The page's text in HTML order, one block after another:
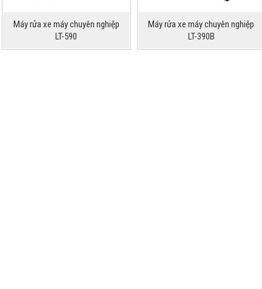
Máy rửa xe máy chuyên nghiệp
LT-590
Máy rửa xe máy chuyên nghiệp
LT-390B